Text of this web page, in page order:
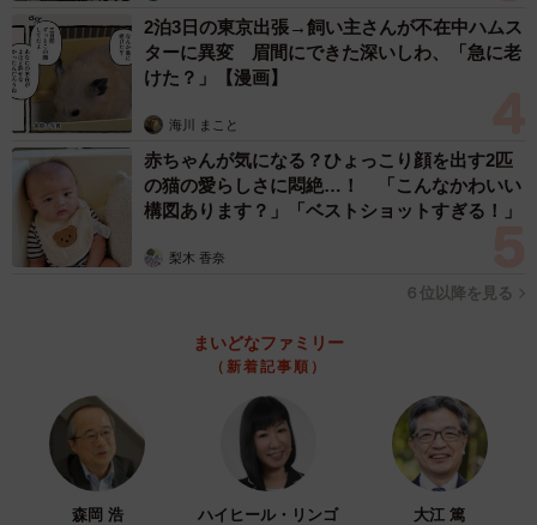
づかされました。
ーー投稿に大きな反響がありました。
徒然研究室：連休の最終日夜に投稿するやいなや、非常に
多くの地元民や訪問者が「うちの地域はこうだった」と実
体験を重ね、データとの一致を語ってくださいました。ご
自身の連休中の過ごし方と重ね合わせたりしながらリポス
自分がデータだけを通じて分析していた、知らない土地、
行ったことがない土地やその道路について、こうした形で
魅力やその実態を知ることができるのは、本当に勉強にな
ります。
2泊3日の東京出張→飼い主さんが不在中ハムス
ターに異変 眉間にできた深いしわ、「急に老
けた？」【漫画】
海川 まこと
赤ちゃんが気になる？ひょっこり顔を出す2匹
の猫の愛らしさに悶絶…！ 「こんなかわいい
構図あります？」「ベストショットすぎる！」
梨木 香奈
６位以降を見る
まいどなファミリー
（新着記事順）
森岡 浩 ハイヒール・リンゴ 大江 篤